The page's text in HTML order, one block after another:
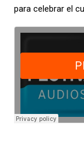
para celebrar el